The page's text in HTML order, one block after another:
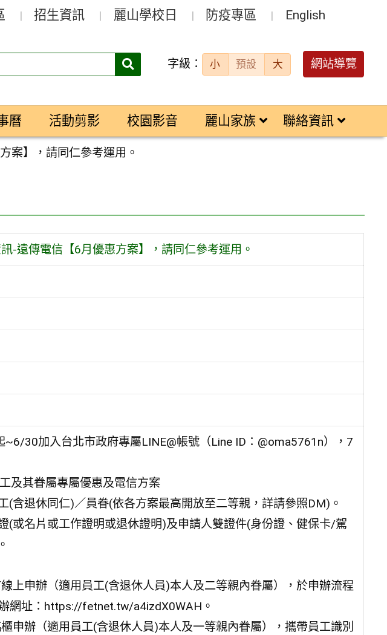
招生資訊 麗山學校日 防疫專區 English
搜
字級： 小 預設 大 網站導覽
曆 活動剪影 校園影音 麗山家族 聯絡資訊
案】，請同仁參考運用。
-遠傳電信【6月優惠方案】，請同仁參考運用。
~6/30加入台北市政府專屬LINE@帳號（Line ID：@oma5761n），7
及其眷屬專屬優惠及電信方案
(含退休同仁)／員眷(依各方案最高開放至二等親，詳請參照DM)。
(或名片或工作證明或退休證明)及申請人雙證件(身份證、健保卡/駕
上申辦（適用員工(含退休人員)本人及二等親內眷屬），於申辦流程
網址：https://fetnet.tw/a4izdX0WAH。
申辦（適用員工(含退休人員)本人及一等親內眷屬），攜帶員工識別